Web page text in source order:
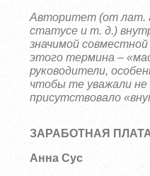
Авторитет (от лат.
статусе и т. д.)
значимой
этого термина –
руководители,
чтобы те уважали
присутствовало
ЗАРАБОТНАЯ
Анна Сус